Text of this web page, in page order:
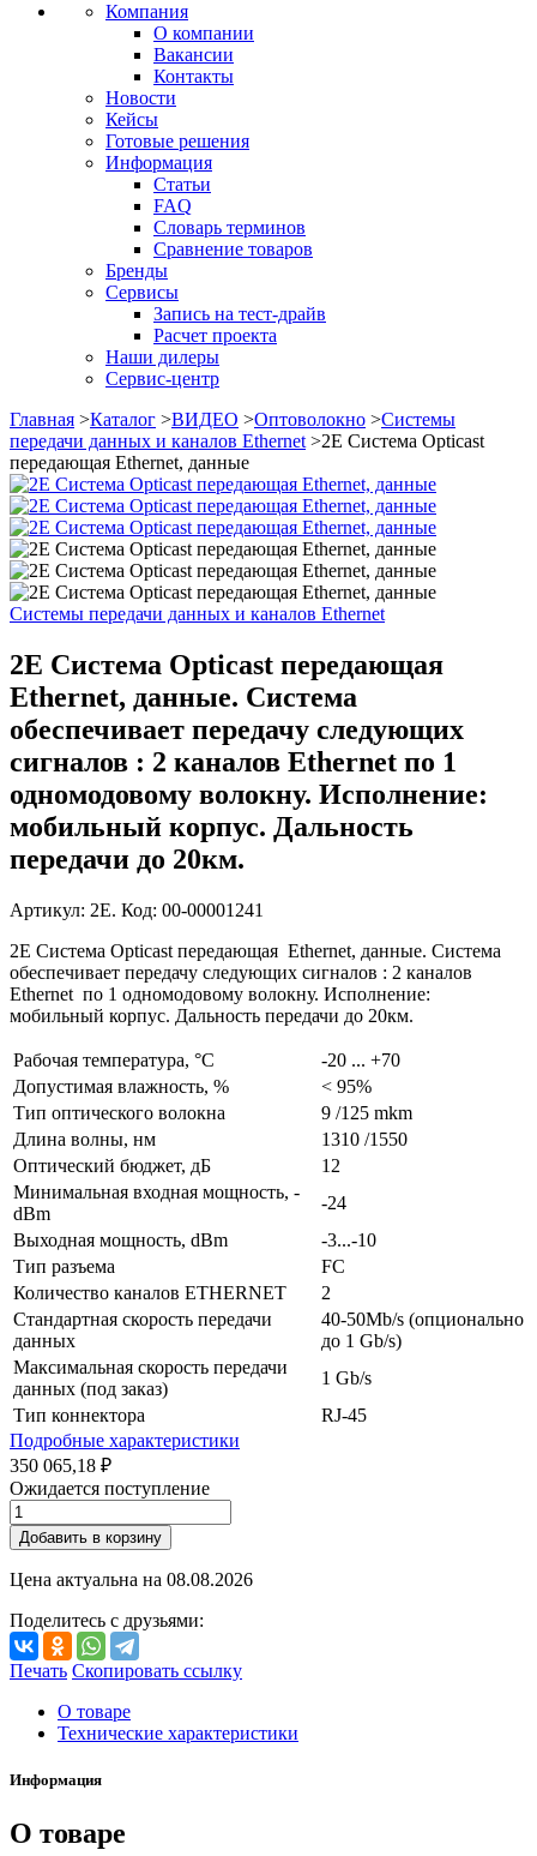
Компания
О компании
Вакансии
Контакты
Новости
Кейсы
Готовые решения
Информация
Статьи
FAQ
Словарь терминов
Сравнение товаров
Бренды
Сервисы
Запись на тест-драйв
Расчет проекта
Наши дилеры
Сервис-центр
Главная >Каталог >ВИДЕО >Оптоволокно >Системы
передачи данных и каналов Ethernet >2E Система Opticast
передающая Ethernet, данные
Системы передачи данных и каналов Ethernet
2E Система Opticast передающая
Ethernet, данные. Система
обеспечивает передачу следующих
сигналов : 2 каналов Ethernet по 1
одномодовому волокну. Исполнение:
мобильный корпус. Дальность
передачи до 20км.
Артикул: 2E. Код: 00-00001241
2E Система Opticast передающая Ethernet, данные. Система
обеспечивает передачу следующих сигналов : 2 каналов
Ethernet по 1 одномодовому волокну. Исполнение:
мобильный корпус. Дальность передачи до 20км.
Рабочая температура, °C
-20 ... +70
Допустимая влажность, %
< 95%
Тип оптического волокна
9 /125 mkm
Длина волны, нм
1310 /1550
Оптический бюджет, дБ
12
Минимальная входная мощность, -
dBm
-24
Выходная мощность, dBm
-3...-10
Тип разъема
FC
Количество каналов ETHERNET
2
Cтандартная скорость передачи
данных
40-50Mb/s (опционально
до 1 Gb/s)
Максимальная скорость передачи
данных (под заказ)
1 Gb/s
Тип коннектора
RJ-45
Подробные характеристики
350 065,18 ₽
Ожидается поступление
Добавить в корзину
Цена актуальна на 08.08.2026
Поделитесь с друзьями:
Печать Скопировать ссылку
О товаре
Технические характеристики
Информация
О товаре